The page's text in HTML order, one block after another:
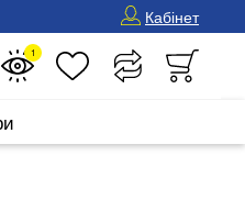
Кабінет
1